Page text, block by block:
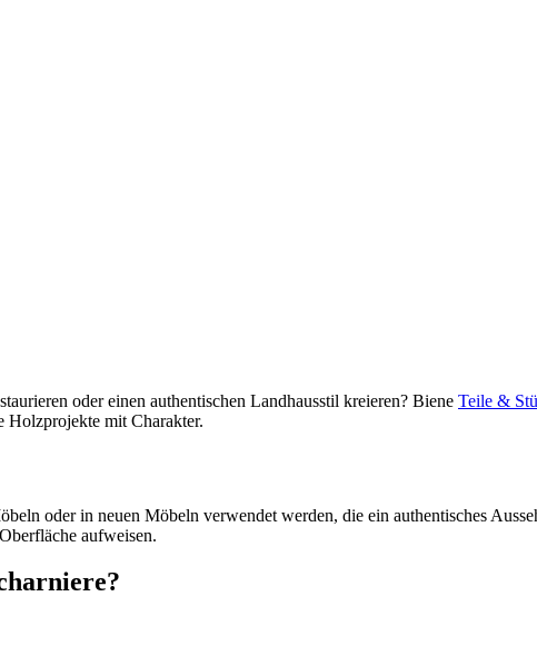
oder einen authentischen Landhausstil kreieren? Biene Teile &
Holzprojekte mit Charakter.
oder in neuen Möbeln verwendet werden, die ein authentisches
aufweisen.